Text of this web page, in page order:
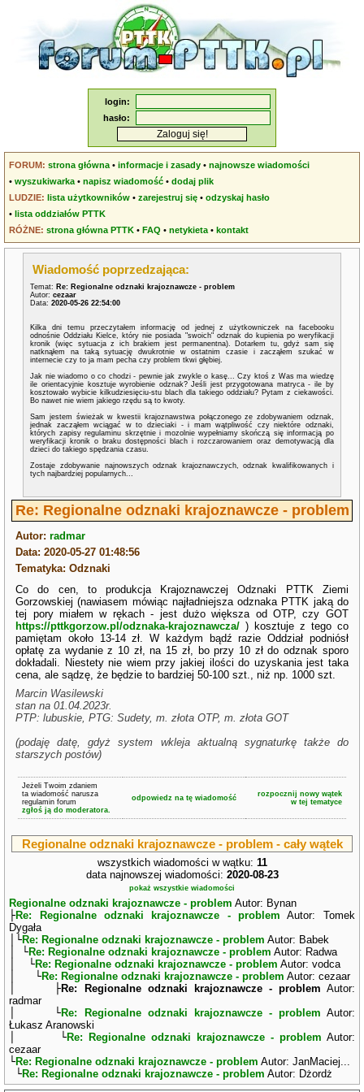
login:
hasło:
FORUM: strona główna •informacje i zasady •najnowsze wiadomości
•wyszukiwarka •napisz wiadomość •dodaj plik
LUDZIE: lista użytkowników •zarejestruj się •odzyskaj hasło
•lista oddziałów PTTK
RÓŻNE: strona główna PTTK •FAQ •netykieta •kontakt
Wiadomość poprzedzająca:
Temat: Re: Regionalne odznaki krajoznawcze - problem
Autor:cezaar
Data:2020-05-26 22:54:00
Kilka dni temu przeczytałem informację od jednej z użytkowniczek na facebooku
odnośnie Oddziału Kielce, który nie posiada "swoich" odznak do kupienia po weryfikacji
kronik (więc sytuacja z ich brakiem jest permanentna). Dotarłem tu, gdyż sam się
natknąłem na taką sytuację dwukrotnie w ostatnim czasie i zacząłem szukać w
internecie czy to ja mam pecha czy problem tkwi głębiej.
Jak nie wiadomo o co chodzi - pewnie jak zwykle o kasę... Czy ktoś z Was ma wiedzę
ile orientacyjnie kosztuje wyrobienie odznak? Jeśli jest przygotowana matryca - ile by
kosztowało wybicie kilkudziesięciu-stu blach dla takiego oddziału? Pytam z ciekawości.
Bo nawet nie wiem jakiego rzędu są to kwoty.
Sam jestem świeżak w kwestii krajoznawstwa połączonego ze zdobywaniem odznak,
jednak zacząłem wciągać w to dzieciaki - i mam wątpliwość czy niektóre odznaki,
których zapisy regulaminu skrzętnie i mozolnie wypełniamy skończą się informacją po
weryfikacji kronik o braku dostępności blach i rozczarowaniem oraz demotywacją dla
dzieci do takiego spędzania czasu.
Zostaje zdobywanie najnowszych odznak krajoznawczych, odznak kwalifikowanych i
tych najbardziej popularnych...
Re: Regionalne odznaki krajoznawcze - problem
Autor:radmar
Data: 2020-05-27 01:48:56
Tematyka: Odznaki
Co do cen, to produkcja Krajoznawczej Odznaki PTTK Ziemi
Gorzowskiej (nawiasem mówiąc najładniejsza odznaka PTTK jaką do
tej pory miałem w rękach - jest dużo większa od OTP, czy GOT
https://pttkgorzow.pl/odznaka-krajoznawcza/ ) kosztuje z tego co
pamiętam około 13-14 zł. W każdym bądź razie Oddział podniósł
opłatę za wydanie z 10 zł, na 15 zł, bo przy 10 zł do odznak sporo
dokładali. Niestety nie wiem przy jakiej ilości do uzyskania jest taka
cena, ale sądzę, że będzie to bardziej 50-100 szt., niż np. 1000 szt.
Marcin Wasilewski
stan na 01.04.2023r.
PTP: lubuskie, PTG: Sudety, m. złota OTP, m. złota GOT
(podaję datę, gdyż system wkleja aktualną sygnaturkę także do
starszych postów)
Jeżeli Twoim zdaniem
ta wiadomość narusza
regulamin forum
zgłoś ją do moderatora.
odpowiedz na tę wiadomość
rozpocznij nowy wątek
w tej tematyce
Regionalne odznaki krajoznawcze - problem - cały wątek
wszystkich wiadomości w wątku: 11
data najnowszej wiadomości: 2020-08-23
pokaż wszystkie wiadomości
Regionalne odznaki krajoznawcze - problem Autor: Bynan
├Re: Regionalne odznaki krajoznawcze - problem Autor: Tomek
Dygała
│└Re: Regionalne odznaki krajoznawcze - problem Autor: Babek
│ └Re: Regionalne odznaki krajoznawcze - problem Autor: Radwa
│ └Re: Regionalne odznaki krajoznawcze - problem Autor: vodca
│ └Re: Regionalne odznaki krajoznawcze - problem Autor: cezaar
│ ├Re: Regionalne odznaki krajoznawcze - problem Autor:
radmar
│ └Re: Regionalne odznaki krajoznawcze - problem Autor:
Łukasz Aranowski
│ └Re: Regionalne odznaki krajoznawcze - problem Autor:
cezaar
└Re: Regionalne odznaki krajoznawcze - problem Autor: JanMaciej...
└Re: Regionalne odznaki krajoznawcze - problem Autor: Dżordż